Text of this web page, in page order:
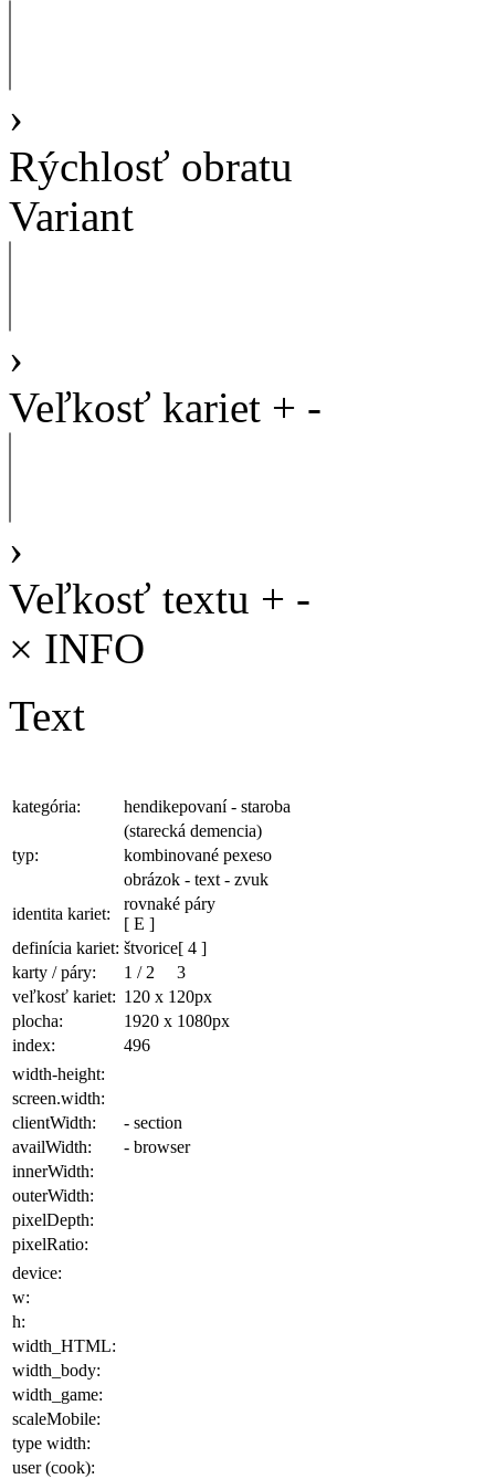
›
Rýchlosť obratu
Variant
›
Veľkosť kariet + -
›
Veľkosť textu + -
× INFO
Text
kategória:
hendikepovaní - staroba
(starecká demencia)
typ:
kombinované pexeso
obrázok - text - zvuk
identita kariet:
rovnaké páry
[ E ]
definícia kariet: štvorice[ 4 ]
karty / páry:
1 / 2
3
veľkosť kariet: 120 x 120px
plocha: 1920 x 1080px
index:
496
width-height:
screen.width:
clientWidth:
- section
availWidth:
- browser
innerWidth:
outerWidth:
pixelDepth:
pixelRatio:
device:
w:
h:
width_HTML:
width_body:
width_game:
scaleMobile:
type width:
user (cook):